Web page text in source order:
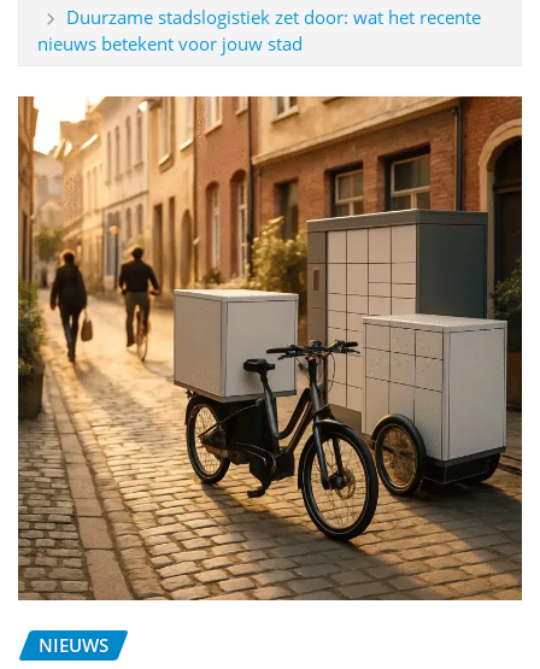
Duurzame stadslogistiek zet door: wat het recente
nieuws betekent voor jouw stad
NIEUWS